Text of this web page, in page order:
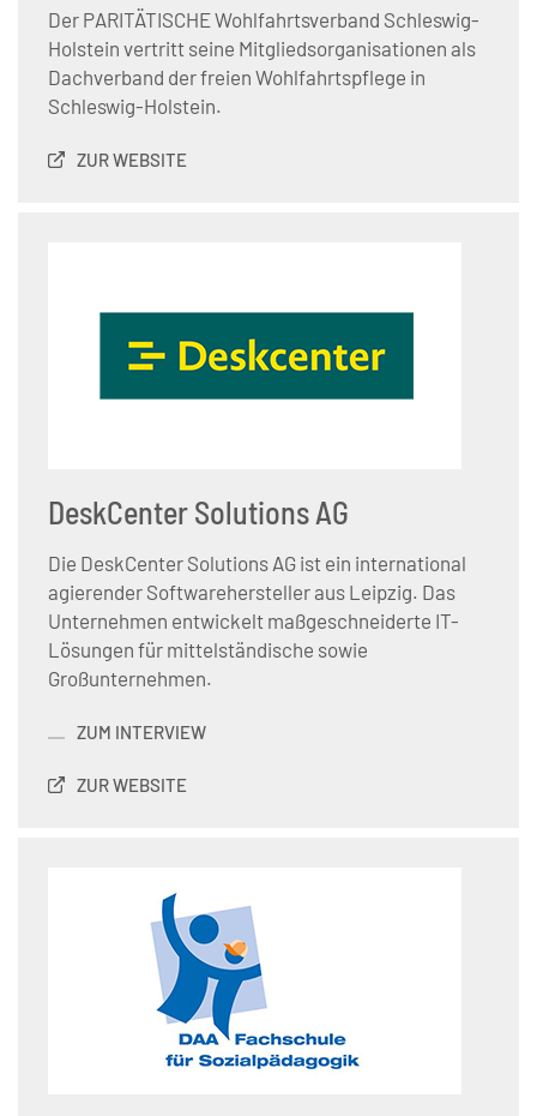
Der PARITÄTISCHE Wohlfahrtsverband Schleswig-
Holstein vertritt seine Mitgliedsorganisationen als
Dachverband der freien Wohlfahrtspflege in
Schleswig-Holstein.
ZUR WEBSITE
DeskCenter Solutions AG
Die DeskCenter Solutions AG ist ein international
agierender Softwarehersteller aus Leipzig. Das
Unternehmen entwickelt maßgeschneiderte IT-
Lösungen für mittelständische sowie
Großunternehmen.
ZUM INTERVIEW
ZUR WEBSITE